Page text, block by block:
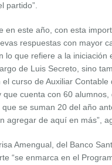
partido”.
en este año, con esta
respuestas con mayor
lo que refiere a la iniciación
de Luis Secreto, sino
curso de Auxiliar Contable
que cuenta con 60 alumnos,
se suman 20 del año
agregar de aquí en más”,
Amengual, del Banco
“se enmarca en el